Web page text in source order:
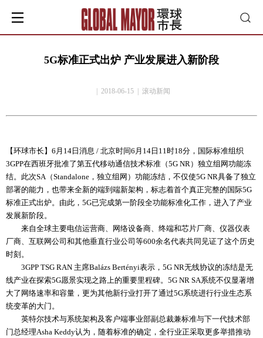
5G标准正式出炉 产业发展进入新阶段
| 2018-06-15 | 滚动新闻
【环球市长】6月14日消息 / 北京时间6月14日11时18分，国际标准组织
3GPP在西班牙批准了第五代移动通信技术标准（5G NR）独立组网功能冻
结。此次SA（Standalone，独立组网）功能冻结，不仅使5G NR具备了独立
部署的能力，也带来全新的端到端新架构，标志着首个真正完整的国际5G
标准正式出炉。由此，5G已完成第一阶段全功能标准化工作，进入了产业
发展新阶段。
来自全球主要电信运营商、网络设备商、终端和芯片厂商、仪器仪表
厂商、互联网公司和其他垂直行业公司等600余名代表共同见证了这个历史
时刻。
3GPP TSG RAN 主席Balázs Bertényi表示，5G NR无线协议的冻结是无
线产业在探索5G愿景实现之路上的重要里程碑。5G NR SA系统不仅显著增
大了网络速率和容量，更为其他新行业打开了通过5G系统进行行业生态系
统变革的大门。
英特尔技术与系统架构及客户端事业部副总裁兼标准与下一代技术部
门总经理Asha Keddy认为，随着标准的确定，全行业正采取更多举措推动